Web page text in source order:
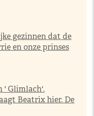
gezinnen dat de
en onze prinses
' Glimlach'.
Beatrix hier. De